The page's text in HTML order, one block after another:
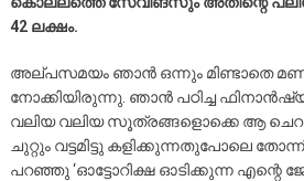
42 ലക്ഷം.
അല്പസമയം ഞാൻ ഒന്നും മിണ്ടാതെ
നോക്കിയിരുന്നു. ഞാൻ പഠിച്ച
വലിയ വലിയ സൂത്രങ്ങളൊക്കെ ആ
ചുറ്റും വട്ടമിട്ടു കളിക്കുന്നതുപോലെ
പറഞ്ഞു ‘ഓട്ടോറിക്ഷ ഓടിക്കുന്ന എന്റെ